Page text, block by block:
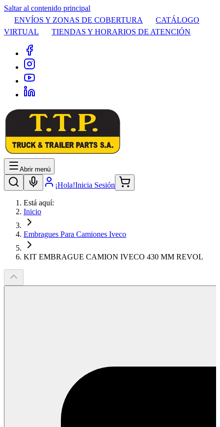
Saltar al contenido principal
ENVÍOS Y ZONAS DE COBERTURA
CATÁLOGO
VIRTUAL
TIENDAS Y HORARIOS DE ATENCIÓN
Abrir menú
¡Hola!Inicia Sesión
Está aquí:
Inicio
Embragues Para Camiones Iveco
KIT EMBRAGUE CAMION IVECO 430 MM REVOL